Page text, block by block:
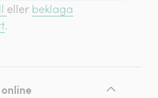
eller beklaga
.